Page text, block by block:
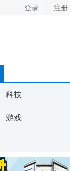
登录 注册
科技
游戏